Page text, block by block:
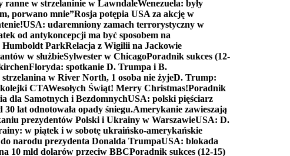
ranne w strzelaninie w LawndaleWenezuela: były
porwano mnie”Rosja potępia USA za akcję w
USA: udaremniony zamach terrorystyczny w
od antykoncepcji ma być sposobem na
Humboldt ParkRelacja z Wigilii na Jackowie
w służbieSylwester w ChicagoPoradnik sukces (12-
Floryda: spotkanie D. Trumpa i B.
w River North, 1 osoba nie żyjeD. Trump:
kolejki CTAWesołych Świąt! Merry Christmas!Poradnik
dla Samotnych i BezdomnychUSA: polski pięściarz
lat odnotowała opady śniegu.Amerykanie zawieszają
prezydentów Polski i Ukrainy w WarszawieUSA: D.
w piątek i w sobotę ukraińsko-amerykańskie
narodu prezydenta Donalda TrumpaUSA: blokada
10 mld dolarów przeciw BBCPoradnik sukces (12-15)